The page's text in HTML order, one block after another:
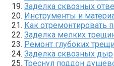
Заделка сквозных
Инструменты и
Как отремонтировать
Заделка мелких
Ремонт глубоких
Заделка сквозных дыр
Треснул поддон